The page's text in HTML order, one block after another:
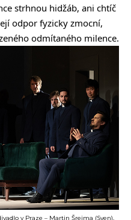
strhnou hidžáb, ani chtíč
odpor fyzicky zmocní,
odmítaného milence.
v Praze – Martin Šrejma (Sven),